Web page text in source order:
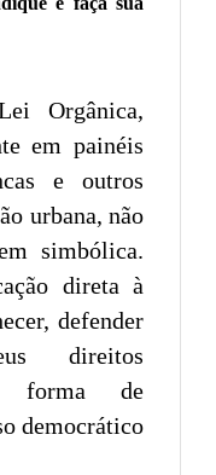
Orgânica,
em painéis
e outros
urbana, não
simbólica.
direta à
defender
direitos
forma de
democrático